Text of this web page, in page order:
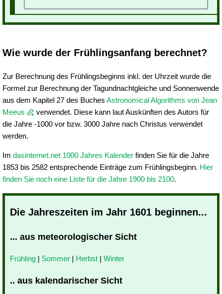
Wie wurde der Frühlingsanfang berechnet?
Zur Berechnung des Frühlingsbeginns inkl. der Uhrzeit wurde die
Formel zur Berechnung der Tagundnachtgleiche und Sonnenwende
aus dem Kapitel 27 des Buches Astronomical Algorithms von Jean
Meeus
verwendet. Diese kann laut Auskünften des Autors für
die Jahre -1000 vor bzw. 3000 Jahre nach Christus verwendet
werden.
Im dasinternet.net 1000 Jahres Kalender finden Sie für die Jahre
1853 bis 2582 entsprechende Einträge zum Frühlingsbeginn. Hier
finden Sie noch eine Liste für die Jahre 1900 bis 2100.
Die Jahreszeiten im Jahr 1601 beginnen...
... aus meteorologischer Sicht
Frühling | Sommer | Herbst | Winter
.. aus kalendarischer Sicht